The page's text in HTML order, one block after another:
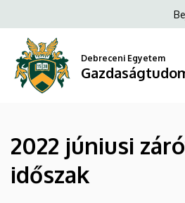
júniusi
záróvizsga
időszak
Kar
a
tartalomra
Debreceni Egyetem
2022 júniusi
időszak